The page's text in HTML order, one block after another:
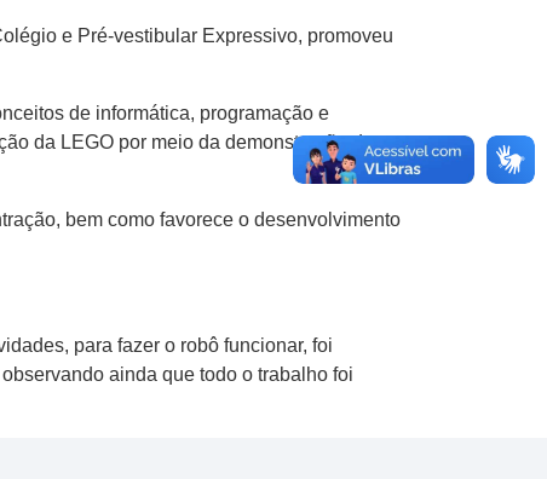
e Pré-vestibular Expressivo, promoveu
de informática, programação e
da LEGO por meio da demonstração de
bem como favorece o desenvolvimento
para fazer o robô funcionar, foi
ainda que todo o trabalho foi